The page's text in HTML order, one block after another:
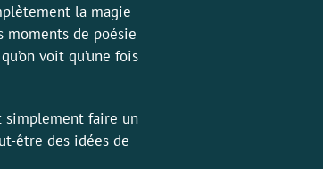
la magie
moments de poésie
voit qu’une fois
simplement faire un
être des idées de